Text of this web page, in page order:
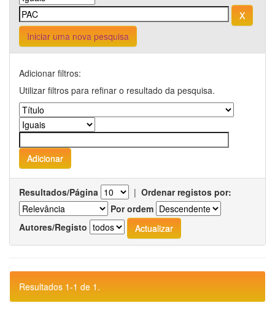
Iniciar uma nova pesquisa
Adicionar filtros:
Utilizar filtros para refinar o resultado da pesquisa.
Resultados/Página | Ordenar registos por:
Por ordem
Autores/Registo
Resultados 1-1 de 1.